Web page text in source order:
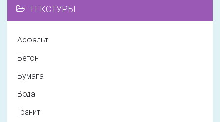
ТЕКСТУРЫ
Асфальт
Бетон
Бумага
Вода
Гранит